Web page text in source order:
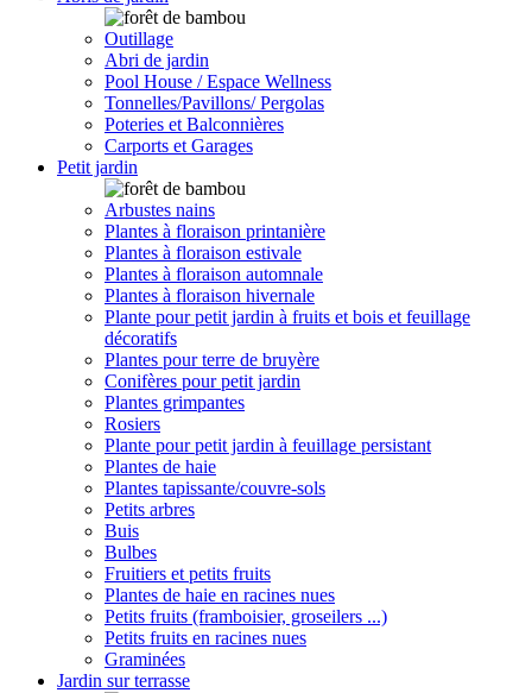
Outillage
Abri de jardin
Pool House / Espace Wellness
Tonnelles/Pavillons/ Pergolas
Poteries et Balconnières
Carports et Garages
Petit jardin
Arbustes nains
Plantes à floraison printanière
Plantes à floraison estivale
Plantes à floraison automnale
Plantes à floraison hivernale
Plante pour petit jardin à fruits et bois et feuillage
décoratifs
Plantes pour terre de bruyère
Conifères pour petit jardin
Plantes grimpantes
Rosiers
Plante pour petit jardin à feuillage persistant
Plantes de haie
Plantes tapissante/couvre-sols
Petits arbres
Buis
Bulbes
Fruitiers et petits fruits
Plantes de haie en racines nues
Petits fruits (framboisier, groseilers ...)
Petits fruits en racines nues
Graminées
Jardin sur terrasse